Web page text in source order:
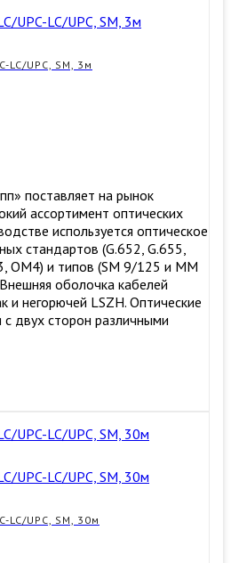
LC/UPC, SM, 3м
поставляет на рынок
ассортимент оптических
используется оптическое
стандартов (G.652, G.655,
ОМ4) и типов (SM 9/125 и MM
оболочка кабелей
и негорючей LSZH. Оптические
двух сторон различными
LC/UPC, SM, 30м